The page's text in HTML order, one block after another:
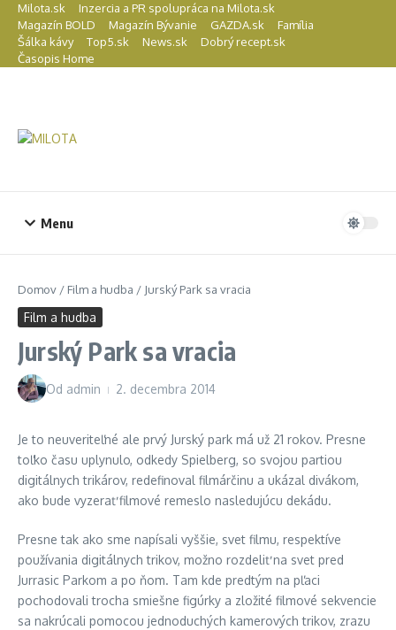
Preskočiť na obsah
Milota.sk
Inzercia a PR spolupráca na Milota.sk
Magazín BOLD
Magazín Bývanie GAZDA.sk
Família
Šálka kávy
Top5.sk News.sk
Dobrý recept.sk
Časopis Home
Menu
Domov / Film a hudba / Jurský Park sa vracia
Film a hudba
Jurský Park sa vracia
Od admin 2. decembra 2014
Je to neuveriteľné ale prvý Jurský park má už 21 rokov. Presne
toľko času uplynulo, odkedy Spielberg, so svojou partiou
digitálnych trikárov, redefinoval filmárčinu a ukázal divákom,
ako bude vyzerať filmové remeslo nasledujúcu dekádu.
Presne tak ako sme napísali vyššie, svet filmu, respektíve
používania digitálnych trikov, možno rozdeliť na svet pred
Jurrasic Parkom a po ňom. Tam kde predtým na pľaci
pochodovali trocha smiešne figúrky a zložité filmové sekvencie
sa nakrúcali pomocou jednoduchých kamerových trikov, zrazu